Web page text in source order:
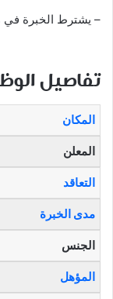
– يشترط الخبرة في
تفاصيل
المكان
المعلن
التعاقد
مدى الخبرة
الجنس
المؤهل